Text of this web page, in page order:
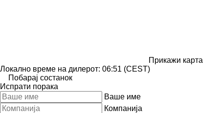
Прикажи карта
Локално време на дилерот: 06:51 (CEST)
Побарај состанок
Испрати порака
Ваше име
Компанија